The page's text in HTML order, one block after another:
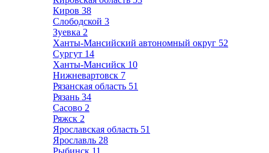
Киров 38
Слободской 3
Зуевка 2
Ханты-Мансийский автономный округ 52
Сургут 14
Ханты-Мансийск 10
Нижневартовск 7
Рязанская область 51
Рязань 34
Сасово 2
Ряжск 2
Ярославская область 51
Ярославль 28
Рыбинск 11